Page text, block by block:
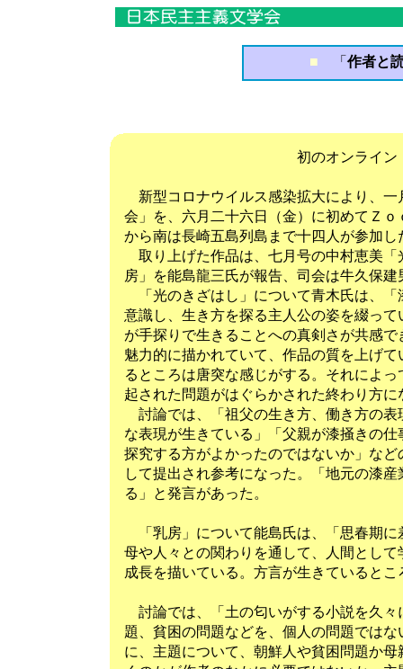
■ 「 作者と
初のオンライン「作者と
新型コロナウイルス感染拡大により、一
会」を、六月二十六日（金）に初めてＺ
から南は長崎五島列島まで十四人が参加
取り上げた作品は、七月号の中村恵美「
房」を能島龍三氏が報告、司会は牛久保建
「光のきざはし」について青木氏は、「
意識し、生き方を探る主人公の姿を綴っ
が手探りで生きることへの真剣さが共感
魅力的に描かれていて、作品の質を上げ
るところは唐突な感じがする。それによ
起された問題がはぐらかされた終わり方
討論では、「祖父の生き方、働き方の表
な表現が生きている」「父親が漆掻きの
探究する方がよかったのではないか」な
して提出され参考になった。「地元の漆
る」と発言があった。
「乳房」について能島氏は、「思春期に
母や人々との関わりを通して、人間とし
成長を描いている。方言が生きていると
討論では、「土の匂いがする小説を久々
題、貧困の問題などを、個人の問題では
に、主題について、朝鮮人や貧困問題か